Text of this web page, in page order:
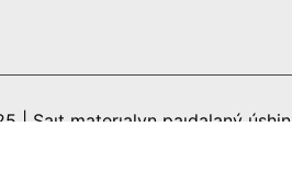
| Saıt materıalyn paıdalaný úshin